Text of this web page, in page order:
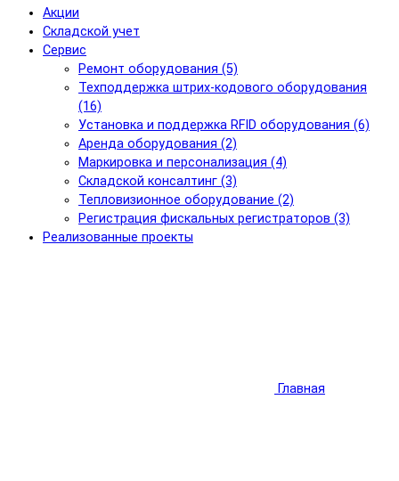
Акции
Складской учет
Сервис
Ремонт оборудования (5)
Техподдержка штрих-кодового оборудования
(16)
Установка и поддержка RFID оборудования (6)
Аренда оборудования (2)
Маркировка и персонализация (4)
Складской консалтинг (3)
Тепловизионное оборудование (2)
Регистрация фискальных регистраторов (3)
Реализованные проекты
Главная